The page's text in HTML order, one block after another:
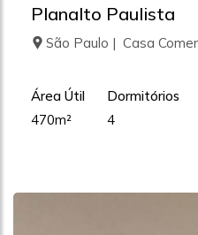
Planalto Paulista
São Paulo | Casa
Área Útil
470m²
Dormitórios
4